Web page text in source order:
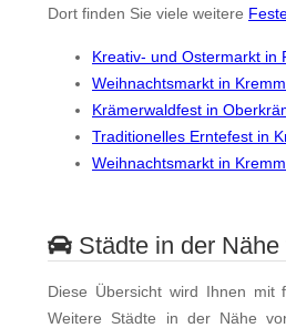
Dort finden Sie viele weitere
Kreativ- und Ostermarkt in
Weihnachtsmarkt in
Krämerwaldfest in
Traditionelles Erntefest in
Weihnachtsmarkt in
Städte in der
Diese Übersicht wird Ihnen mit
Weitere Städte in der Nähe